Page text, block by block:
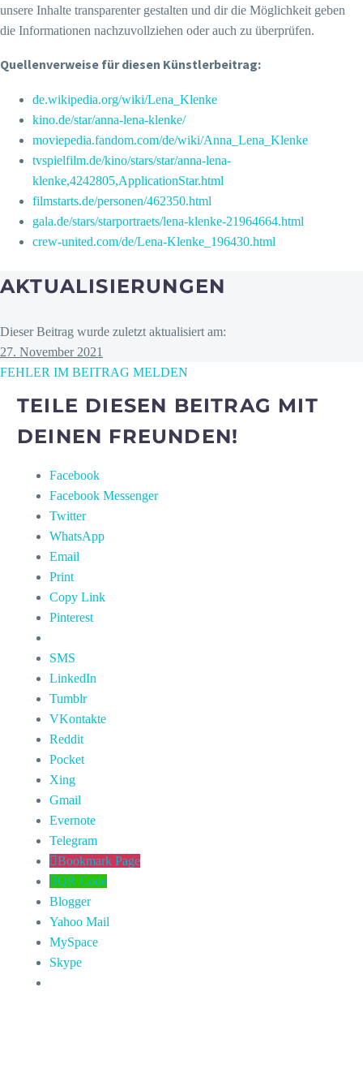
unsere Inhalte transparenter gestalten und dir die Möglichkeit geben
die Informationen nachzuvollziehen oder auch zu überprüfen.
Quellenverweise für diesen Künstlerbeitrag:
de.wikipedia.org/wiki/Lena_Klenke
kino.de/star/anna-lena-klenke/
moviepedia.fandom.com/de/wiki/Anna_Lena_Klenke
tvspielfilm.de/kino/stars/star/anna-lena-
klenke,4242805,ApplicationStar.html
filmstarts.de/personen/462350.html
gala.de/stars/starportraets/lena-klenke-21964664.html
crew-united.com/de/Lena-Klenke_196430.html
AKTUALISIERUNGEN
Dieser Beitrag wurde zuletzt aktualisiert am:
27. November 2021
FEHLER IM BEITRAG MELDEN
TEILE DIESEN BEITRAG MIT
DEINEN FREUNDEN!
Facebook
Facebook Messenger
Twitter
WhatsApp
Email
Print
Copy Link
Pinterest
SMS
LinkedIn
Tumblr
VKontakte
Reddit
Pocket
Xing
Gmail
Evernote
Telegram
Bookmark Page
QR Code
Blogger
Yahoo Mail
MySpace
Skype